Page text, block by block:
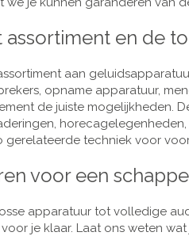
assortiment en de
aan
opname apparatuur,
de juiste mogelijkheden.
gerelateerde techniek voor
voor een
apparatuur tot volledige
je klaar. Laat ons weten